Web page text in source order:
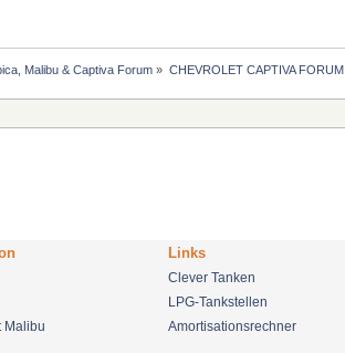
Malibu & Captiva Forum » CHEVROLET CAPTIVA FORUM
Links
Clever Tanken
LPG-Tankstellen
Malibu
Amortisationsrechner